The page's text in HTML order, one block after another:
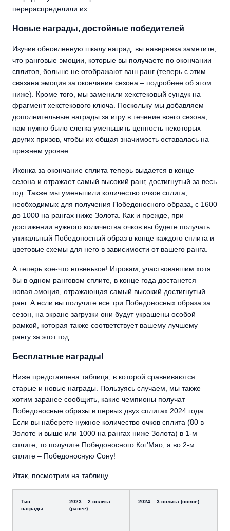
перераспределили их.
Новые награды, достойные победителей
Изучив обновленную шкалу наград, вы наверняка заметите,
что ранговые эмоции, которые вы получаете по окончании
сплитов, больше не отображают ваш ранг (теперь с этим
связана эмоция за окончание сезона – подробнее об этом
ниже). Кроме того, мы заменили хекстековый сундук на
фрагмент хекстекового ключа. Поскольку мы добавляем
дополнительные награды за игру в течение всего сезона,
нам нужно было слегка уменьшить ценность некоторых
других призов, чтобы их общая значимость оставалась на
прежнем уровне.
Иконка за окончание сплита теперь выдается в конце
сезона и отражает самый высокий ранг, достигнутый за весь
год. Также мы уменьшили количество очков сплита,
необходимых для получения Победоносного образа, с 1600
до 1000 на рангах ниже Золота. Как и прежде, при
достижении нужного количества очков вы будете получать
уникальный Победоносный образ в конце каждого сплита и
цветовые схемы для него в зависимости от вашего ранга.
А теперь кое-что новенькое! Игрокам, участвовавшим хотя
бы в одном ранговом сплите, в конце года достанется
новая эмоция, отражающая самый высокий достигнутый
ранг. А если вы получите все три Победоносных образа за
сезон, на экране загрузки они будут украшены особой
рамкой, которая также соответствует вашему лучшему
рангу за этот год.
Бесплатные награды!
Ниже представлена таблица, в которой сравниваются
старые и новые награды. Пользуясь случаем, мы также
хотим заранее сообщить, какие чемпионы получат
Победоносные образы в первых двух сплитах 2024 года.
Если вы наберете нужное количество очков сплита (80 в
Золоте и выше или 1000 на рангах ниже Золота) в 1-м
сплите, то получите Победоносного Ког'Мао, а во 2-м
сплите – Победоносную Сону!
Итак, посмотрим на таблицу.
Тип
награды
2023 – 2 сплита
(ранее)
2024 – 3 сплита (новое)